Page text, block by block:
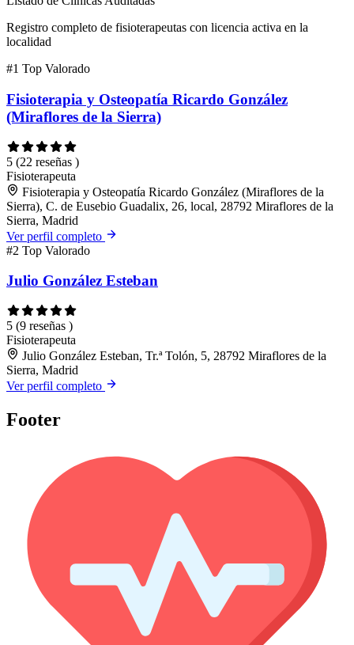
Registro completo de fisioterapeutas con licencia activa en la
localidad
#1 Top Valorado
Fisioterapia y Osteopatía Ricardo González
(Miraflores de la Sierra)
5 (22 reseñas )
Fisioterapeuta
Fisioterapia y Osteopatía Ricardo González (Miraflores de la
Sierra), C. de Eusebio Guadalix, 26, local, 28792 Miraflores de la
Sierra, Madrid
Ver perfil completo
#2 Top Valorado
Julio González Esteban
5 (9 reseñas )
Fisioterapeuta
Julio González Esteban, Tr.ª Tolón, 5, 28792 Miraflores de la
Sierra, Madrid
Ver perfil completo
Footer